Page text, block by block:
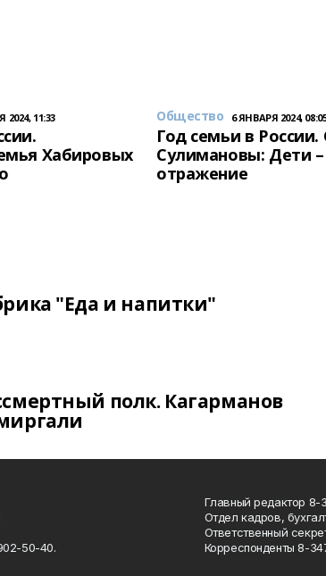
2024, 11:33
Хабировых
Общество 6 ЯНВАРЯ 2024,
Год семьи в России.
Сулимановы: Дети
отражение
"Еда и напитки"
полк. Кагарманов
50-40.
Главный редактор 8-
Отдел кадров,
Ответственный
Корреспонденты 8-